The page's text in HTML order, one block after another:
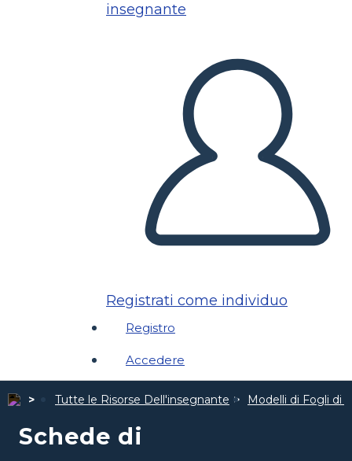
insegnante
Registrati come individuo
Registro
Accedere
Tutte le Risorse Dell'insegnante Modelli di Fogli di
Schede di